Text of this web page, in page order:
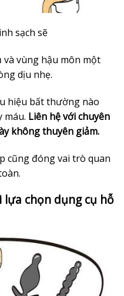
sạch sẽ
và vùng hậu môn một
dịu nhẹ.
hiệu bất thường nào
máu. Liên hệ với chuyên
không thuyên giảm.
cũng đóng vai trò quan
lựa chọn dụng cụ hỗ